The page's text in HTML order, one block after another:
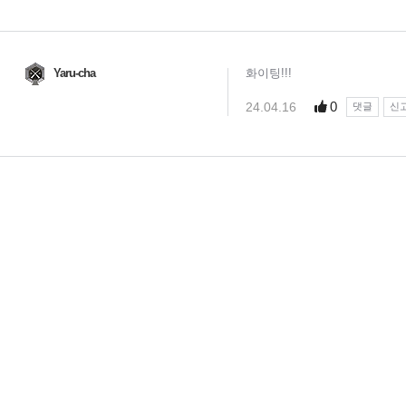
Yaru-cha 화이팅!!!
24.04.16 0 댓글 신